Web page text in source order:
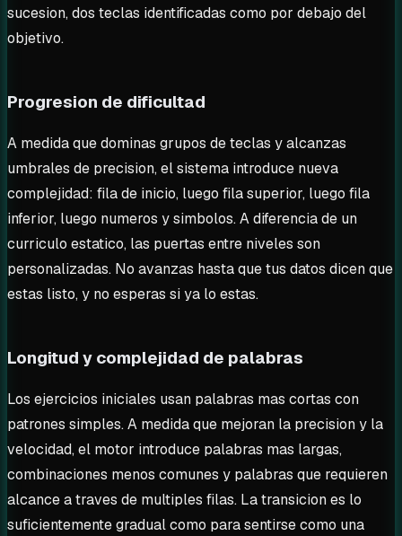
sucesion, dos teclas identificadas como por debajo del
objetivo.
Progresion de dificultad
A medida que dominas grupos de teclas y alcanzas
umbrales de precision, el sistema introduce nueva
complejidad: fila de inicio, luego fila superior, luego fila
inferior, luego numeros y simbolos. A diferencia de un
curriculo estatico, las puertas entre niveles son
personalizadas. No avanzas hasta que tus datos dicen que
estas listo, y no esperas si ya lo estas.
Longitud y complejidad de palabras
Los ejercicios iniciales usan palabras mas cortas con
patrones simples. A medida que mejoran la precision y la
velocidad, el motor introduce palabras mas largas,
combinaciones menos comunes y palabras que requieren
alcance a traves de multiples filas. La transicion es lo
suficientemente gradual como para sentirse como una